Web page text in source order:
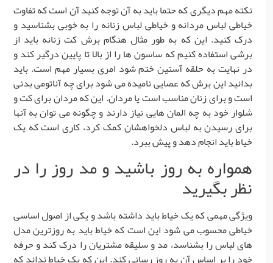
نکته مهم دیگری که حتما باید به آن توجه کنید آن است که تفاوت
خیاطی لباس مردانه و خیاطی لباس زنانه را به خوبی بشناسید و
درک کنید. این که به طور مثال هنگام برش کت زنانه باید از
برشی استفاده کنیم که ساسون ها را از بالا تا پایین درگیر کند و
در نهایت به حلقه آستین ختم شود امری بسیار مهم است. باید
بدانید این برش که عصایی نامیده می شود برای چه آناتومی بدنی
است و برای زنان مناسب است یا مردان. این که مردان برای کت و
شلوار خود به چه المان هایی نیاز دارند و چگونه می توان به آنها
برای رسیدن به لباس دلخواهشان کمک کرد، کاری است که یک
خیاط باید انجام دهد و پیش ببرد.
همواره به روز باشید و مد روز را در
نظر بگیرید
ویژگی مهمی که یک خیاط باید داشته باشد و یکی از اصول اساسی
خیاطی محسوب می شود این است که خیاط باید به روزترین مدل
های لباس را بشناسد، مد و سلیقه مشتریان را درک کند و حرفه